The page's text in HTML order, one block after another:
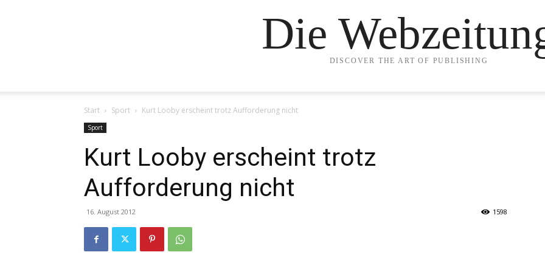
Die
DISCOVER THE ART OF PUBLISHING
Start Sport Kurt Looby erscheint trotz Aufforderung nicht
Sport
Kurt Looby erscheint trotz
Aufforderung nicht
16. August 2012 1598